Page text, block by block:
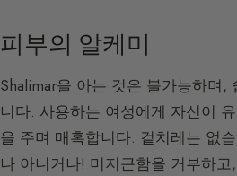
피부의 알케미
Shalimar을 아는 것은 불가능하며,
니다. 사용하는 여성에게 자신이
을 주며 매혹합니다. 겉치레는 없
나 아니거나! 미지근함을 거부하